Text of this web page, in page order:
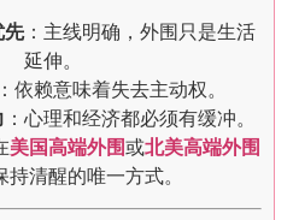
先：主线明确，外围只是生活
延伸。
：依赖意味着失去主动权。
：心理和经济都必须有缓冲。
美国高端外围或北美高端外围
清醒的唯一方式。